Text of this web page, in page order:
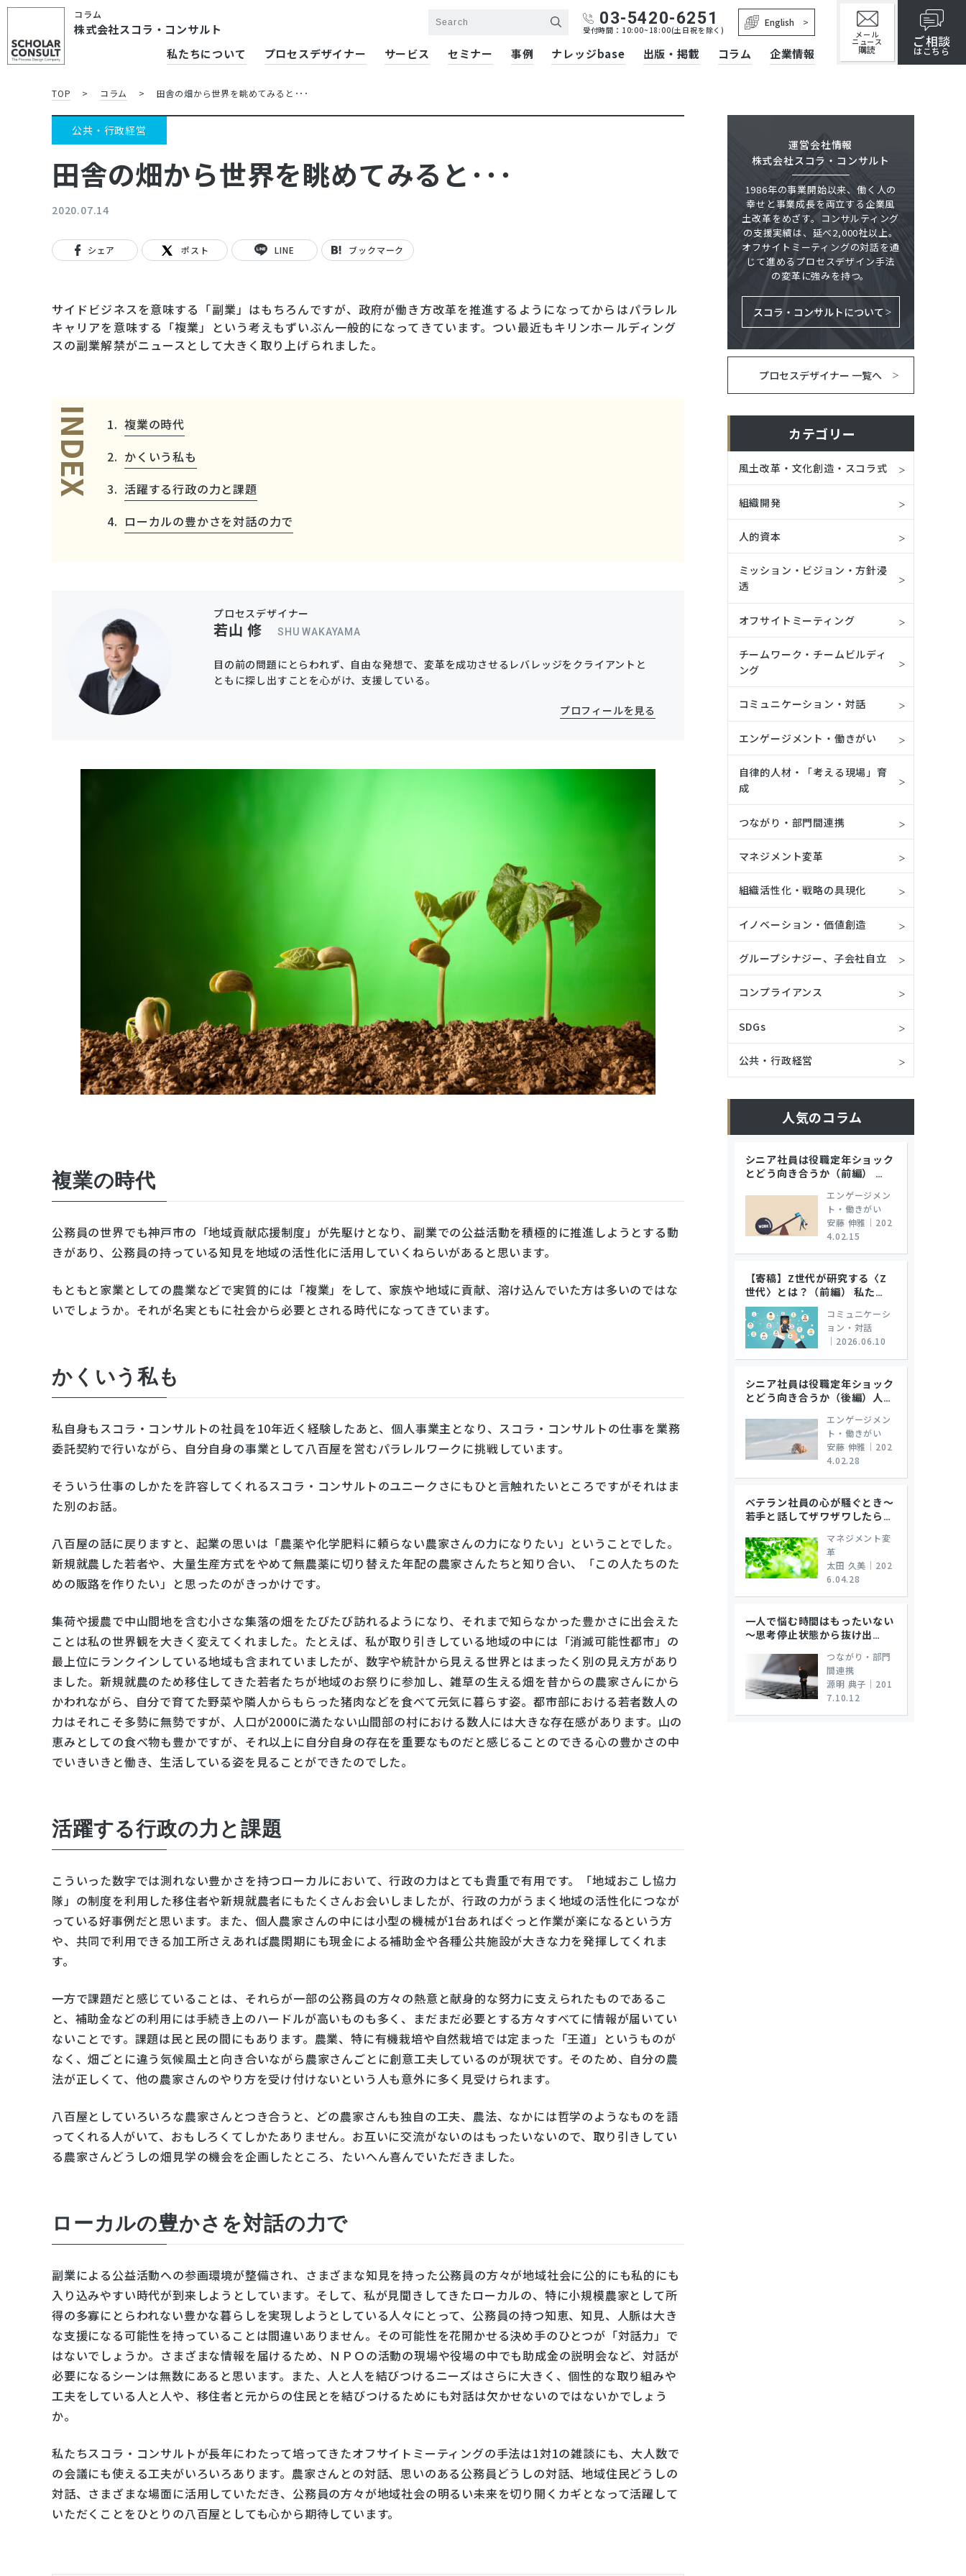
コラム
株式会社スコラ・コンサルト
03-5420-6251
受付時間：10:00~18:00(土日祝を除く)
English
私たちについて プロセスデザイナー サービス セミナー 事例 ナレッジbase 出版・掲載 コラム 企業情報
メール
ニュース
購読 ご相談
はこちら
TOP > コラム > 田舎の畑から世界を眺めてみると･･･
公共・行政経営
田舎の畑から世界を眺めてみると･･･
2020.07.14
シェア ポスト LINE ブックマーク
サイドビジネスを意味する「副業」はもちろんですが、政府が働き方改革を推進するようになってからはパラレル
キャリアを意味する「複業」という考えもずいぶん一般的になってきています。つい最近もキリンホールディング
スの副業解禁がニュースとして大きく取り上げられました。
INDEX
複業の時代
かくいう私も
活躍する行政の力と課題
ローカルの豊かさを対話の力で
プロセスデザイナー
若山 修 SHU WAKAYAMA
目の前の問題にとらわれず、自由な発想で、変革を成功させるレバレッジをクライアントと
ともに探し出すことを心がけ、支援している。
プロフィールを見る
複業の時代
公務員の世界でも神戸市の「地域貢献応援制度」が先駆けとなり、副業での公益活動を積極的に推進しようとする動
きがあり、公務員の持っている知見を地域の活性化に活用していくねらいがあると思います。
もともと家業としての農業などで実質的には「複業」をして、家族や地域に貢献、溶け込んでいた方は多いのではな
いでしょうか。それが名実ともに社会から必要とされる時代になってきています。
かくいう私も
私自身もスコラ・コンサルトの社員を10年近く経験したあと、個人事業主となり、スコラ・コンサルトの仕事を業務
委託契約で行いながら、自分自身の事業として八百屋を営むパラレルワークに挑戦しています。
そういう仕事のしかたを許容してくれるスコラ・コンサルトのユニークさにもひと言触れたいところですがそれはま
た別のお話。
八百屋の話に戻りますと、起業の思いは「農薬や化学肥料に頼らない農家さんの力になりたい」ということでした。
新規就農した若者や、大量生産方式をやめて無農薬に切り替えた年配の農家さんたちと知り合い、「この人たちのた
めの販路を作りたい」と思ったのがきっかけです。
集荷や援農で中山間地を含む小さな集落の畑をたびたび訪れるようになり、それまで知らなかった豊かさに出会えた
ことは私の世界観を大きく変えてくれました。たとえば、私が取り引きしている地域の中には「消滅可能性都市」の
最上位にランクインしている地域も含まれていましたが、数字や統計から見える世界とはまったく別の見え方があり
ました。新規就農のため移住してきた若者たちが地域のお祭りに参加し、雑草の生える畑を昔からの農家さんにから
かわれながら、自分で育てた野菜や隣人からもらった猪肉などを食べて元気に暮らす姿。都市部における若者数人の
力はそれこそ多勢に無勢ですが、人口が2000に満たない山間部の村における数人には大きな存在感があります。山の
恵みとしての食べ物も豊かですが、それ以上に自分自身の存在を重要なものだと感じることのできる心の豊かさの中
でいきいきと働き、生活している姿を見ることができたのでした。
活躍する行政の力と課題
こういった数字では測れない豊かさを持つローカルにおいて、行政の力はとても貴重で有用です。「地域おこし協力
隊」の制度を利用した移住者や新規就農者にもたくさんお会いしましたが、行政の力がうまく地域の活性化につなが
っている好事例だと思います。また、個人農家さんの中には小型の機械が1台あればぐっと作業が楽になるという方
や、共同で利用できる加工所さえあれば農閑期にも現金による補助金や各種公共施設が大きな力を発揮してくれま
す。
一方で課題だと感じていることは、それらが一部の公務員の方々の熱意と献身的な努力に支えられたものであるこ
と、補助金などの利用には手続き上のハードルが高いものも多く、まだまだ必要とする方々すべてに情報が届いてい
ないことです。課題は民と民の間にもあります。農業、特に有機栽培や自然栽培では定まった「王道」というものが
なく、畑ごとに違う気候風土と向き合いながら農家さんごとに創意工夫しているのが現状です。そのため、自分の農
法が正しくて、他の農家さんのやり方を受け付けないという人も意外に多く見受けられます。
八百屋としていろいろな農家さんとつき合うと、どの農家さんも独自の工夫、農法、なかには哲学のようなものを語
ってくれる人がいて、おもしろくてしかたありません。お互いに交流がないのはもったいないので、取り引きしてい
る農家さんどうしの畑見学の機会を企画したところ、たいへん喜んでいただきました。
ローカルの豊かさを対話の力で
副業による公益活動への参画環境が整備され、さまざまな知見を持った公務員の方々が地域社会に公的にも私的にも
入り込みやすい時代が到来しようとしています。そして、私が見聞きしてきたローカルの、特に小規模農家として所
得の多寡にとらわれない豊かな暮らしを実現しようとしている人々にとって、公務員の持つ知恵、知見、人脈は大き
な支援になる可能性を持っていることは間違いありません。その可能性を花開かせる決め手のひとつが「対話力」で
はないでしょうか。さまざまな情報を届けるため、ＮＰＯの活動の現場や役場の中でも助成金の説明会など、対話が
必要になるシーンは無数にあると思います。また、人と人を結びつけるニーズはさらに大きく、個性的な取り組みや
工夫をしている人と人や、移住者と元からの住民とを結びつけるためにも対話は欠かせないのではないかでしょう
か。
私たちスコラ・コンサルトが長年にわたって培ってきたオフサイトミーティングの手法は1対1の雑談にも、大人数で
の会議にも使える工夫がいろいろあります。農家さんとの対話、思いのある公務員どうしの対話、地域住民どうしの
対話、さまざまな場面に活用していただき、公務員の方々が地域社会の明るい未来を切り開くカギとなって活躍して
いただくことをひとりの八百屋としても心から期待しています。
運営会社情報
株式会社スコラ・コンサルト
1986年の事業開始以来、働く人の
幸せと事業成長を両立する企業風
土改革をめざす。コンサルティング
の支援実績は、延べ2,000社以上。
オフサイトミーティングの対話を通
じて進めるプロセスデザイン手法
の変革に強みを持つ。
スコラ・コンサルトについて
プロセスデザイナー 一覧へ
カテゴリー
風土改革・文化創造・スコラ式
組織開発
人的資本
ミッション・ビジョン・方針浸
透
オフサイトミーティング
チームワーク・チームビルディ
ング
コミュニケーション・対話
エンゲージメント・働きがい
自律的人材・「考える現場」育
成
つながり・部門間連携
マネジメント変革
組織活性化・戦略の具現化
イノベーション・価値創造
グループシナジー、子会社自立
コンプライアンス
SDGs
公共・行政経営
人気のコラム
シニア社員は役職定年ショック
とどう向き合うか（前編）
…
エンゲージメン
ト・働きがい
安藤 伸雅 ｜ 202
4.02.15
【寄稿】Z世代が研究する〈Z
世代〉とは？（前編） 私た…
コミュニケーシ
ョン・対話
2026.06.10
シニア社員は役職定年ショック
とどう向き合うか（後編）人…
エンゲージメン
ト・働きがい
安藤 伸雅 ｜ 202
4.02.28
ベテラン社員の心が騒ぐとき～
若手と話してザワザワしたら …
マネジメント変
革
太田 久美 ｜ 202
6.04.28
一人で悩む時間はもったいない
～思考停止状態から抜け出…
つながり・部門
間連携
源明 典子 ｜ 201
7.10.12